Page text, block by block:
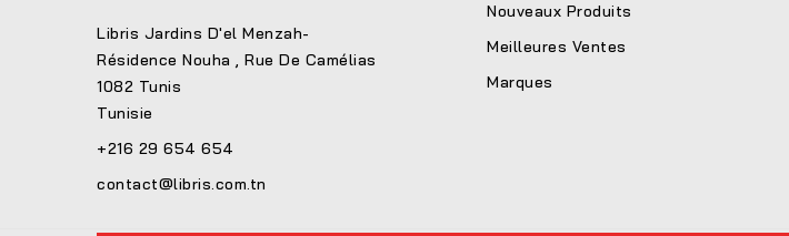
Libris Jardins D'el Menzah-
Résidence Nouha , Rue De Camélias
1082 Tunis
Tunisie
+216 29 654 654
contact@libris.com.tn
Nouveaux Produits
Meilleures Ventes
Marques